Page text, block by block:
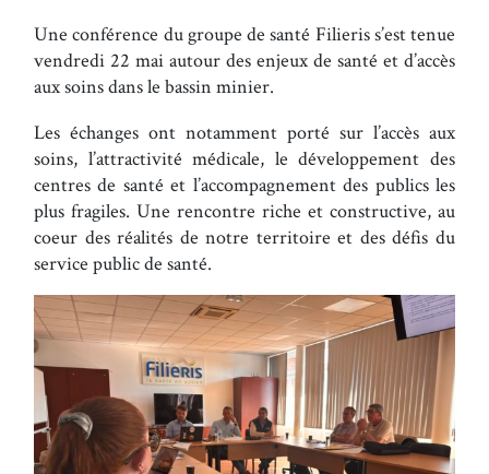
Une conférence du groupe de santé Filieris s’est tenue
vendredi 22 mai autour des enjeux de santé et d’accès
aux soins dans le bassin minier.
Les échanges ont notamment porté sur l’accès aux
soins, l’attractivité médicale, le développement des
centres de santé et l’accompagnement des publics les
plus fragiles. Une rencontre riche et constructive, au
coeur des réalités de notre territoire et des défis du
service public de santé.